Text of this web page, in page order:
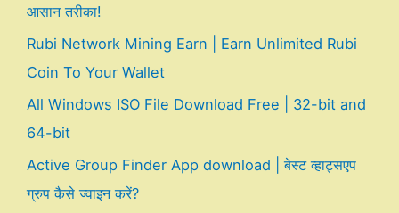
आसान तरीका!
Rubi Network Mining Earn | Earn Unlimited Rubi
Coin To Your Wallet
All Windows ISO File Download Free | 32-bit and
64-bit
Active Group Finder App download | बेस्ट व्हाट्सएप
ग्रुप कैसे ज्वाइन करें?